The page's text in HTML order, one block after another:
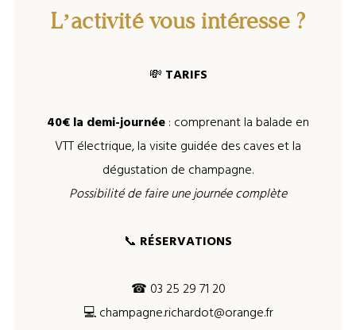
L’activité vous intéresse ?
💸 TARIFS
40€ la demi-journée: comprenant la balade en
VTT électrique, la visite guidée des caves et la
dégustation de champagne.
Possibilité de faire une journée complète
📞 RÉSERVATIONS
☎ 03 25 29 71 20
💻 champagne.richardot@orange.fr